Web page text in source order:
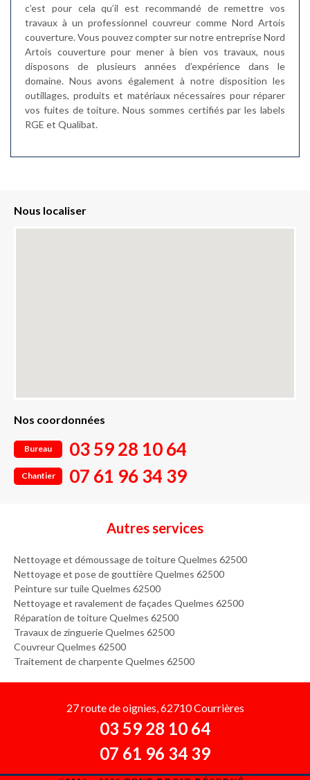
c’est pour cela qu’il est recommandé de remettre vos
travaux à un professionnel couvreur comme Nord Artois
couverture. Vous pouvez compter sur notre entreprise Nord
Artois couverture pour mener à bien vos travaux, nous
disposons de plusieurs années d’expérience dans le
domaine. Nous avons également à notre disposition les
outillages, produits et matériaux nécessaires pour réparer
vos fuites de toiture. Nous sommes certifiés par les labels
RGE et Qualibat.
Nous localiser
Nos coordonnées
Bureau 03 59 28 10 64
Chantier 07 61 96 34 39
Autres services
Nettoyage et démoussage de toiture Quelmes 62500
Nettoyage et pose de gouttière Quelmes 62500
Peinture sur tuile Quelmes 62500
Nettoyage et ravalement de façades Quelmes 62500
Réparation de toiture Quelmes 62500
Travaux de zinguerie Quelmes 62500
Couvreur Quelmes 62500
Traitement de charpente Quelmes 62500
27 route de oignies, 62710 Courrières
03 59 28 10 64
07 61 96 34 39